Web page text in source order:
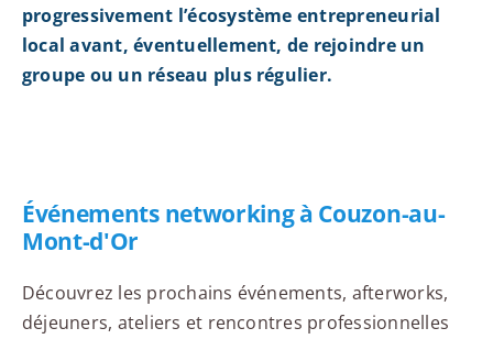
progressivement l’écosystème entrepreneurial
local avant, éventuellement, de rejoindre un
groupe ou un réseau plus régulier.
Événements networking à Couzon-au-
Mont-d'Or
Découvrez les prochains événements, afterworks,
déjeuners, ateliers et rencontres professionnelles